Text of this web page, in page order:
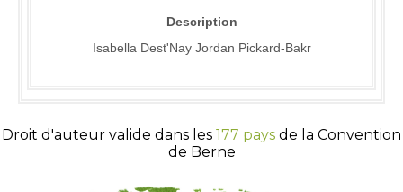
Description
Isabella Dest'Nay Jordan Pickard-Bakr
Droit d'auteur valide dans les 177 pays de la Convention
de Berne